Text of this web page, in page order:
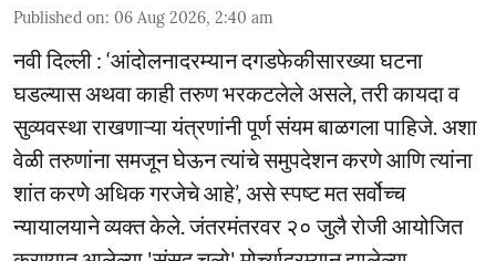
Published on: 06 Aug 2026, 2:40 am
नवी दिल्ली : ‘आंदोलनादरम्यान दगडफेकीसारख्या घटना
घडल्यास अथवा काही तरुण भरकटलेले असले, तरी कायदा व
सुव्यवस्था राखणाऱ्या यंत्रणांनी पूर्ण संयम बाळगला पाहिजे. अशा
वेळी तरुणांना समजून घेऊन त्यांचे समुपदेशन करणे आणि त्यांना
शांत करणे अधिक गरजेचे आहे’, असे स्पष्ट मत सर्वोच्च
न्यायालयाने व्यक्त केले. जंतरमंतरवर २० जुलै रोजी आयोजित